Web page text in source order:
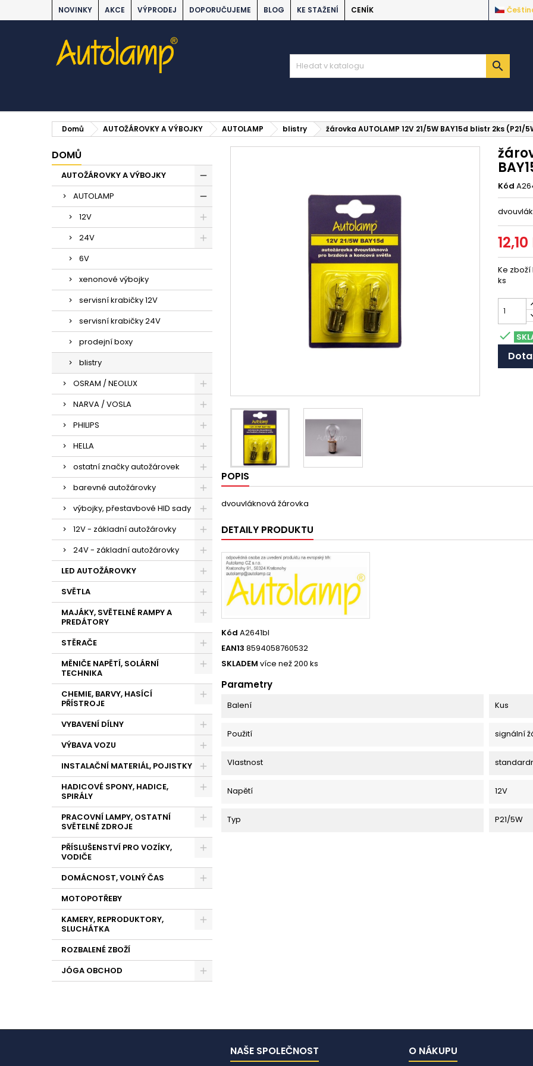
NOVINKY AKCE VÝPRODEJ DOPORUČUJEME BLOG KE STAŽENÍ CENÍK

Domů AUTOŽÁROVKY A VÝBOJKY AUTOLAMP blistry žárovka AUTOLAMP 12V 21/5W BAY15d blistr 2ks (P21/
DOMŮ
AUTOŽÁROVKY A VÝBOJKY
AUTOLAMP
12V
24V
6V
xenonové výbojky
servisní krabičky 12V
servisní krabičky 24V
prodejní boxy
blistry
OSRAM / NEOLUX
NARVA / VOSLA
PHILIPS
HELLA
ostatní značky autožárovek
barevné autožárovky
výbojky, přestavbové HID sady
12V - základní autožárovky
24V - základní autožárovky
LED AUTOŽÁROVKY
SVĚTLA
MAJÁKY, SVĚTELNÉ RAMPY A
PREDÁTORY
STĚRAČE
MĚNIČE NAPĚTÍ, SOLÁRNÍ
TECHNIKA
CHEMIE, BARVY, HASÍCÍ
PŘÍSTROJE
VYBAVENÍ DÍLNY
VÝBAVA VOZU
INSTALAČNÍ MATERIÁL, POJISTKY
HADICOVÉ SPONY, HADICE,
SPIRÁLY
PRACOVNÍ LAMPY, OSTATNÍ
SVĚTELNÉ ZDROJE
PŘÍSLUŠENSTVÍ PRO VOZÍKY,
VODIČE
DOMÁCNOST, VOLNÝ ČAS
MOTOPOTŘEBY
KAMERY, REPRODUKTORY,
SLUCHÁTKA
ROZBALENÉ ZBOŽÍ
JÓGA OBCHOD
Kód
Ke
ks

POPIS
dvouvláknová žárovka
DETAILY PRODUKTU
Kód A2641bl
EAN13 8594058760532
SKLADEM více než 200 ks
Parametry
Balení Kus
Použití signální
Vlastnost
Napětí 12V
Typ P21/5W
NAŠE SPOLEČNOST O NÁKUPU